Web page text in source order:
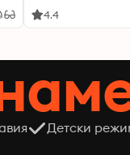
4.4
Детски